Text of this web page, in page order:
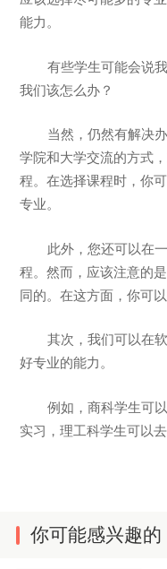
能力。
有些学生可能会说
我们该怎么办？
当然，仍然有解决
学院和大学交流的方式
程。在选择课程时，你
专业。
此外，您还可以在
程。然而，应该注意的
同的。在这方面，你可
其次，我们可以在
好专业的能力。
例如，商科学生可
实习，理工科学生可以
你可能感兴趣的